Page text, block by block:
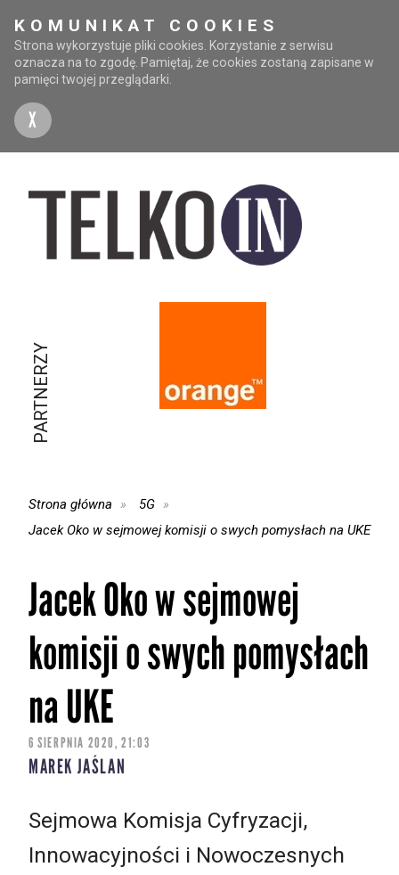
KOMUNIKAT COOKIES
Strona wykorzystuje pliki cookies. Korzystanie z serwisu
oznacza na to zgodę. Pamiętaj, że cookies zostaną zapisane w
pamięci twojej przeglądarki.
X
PARTNERZY
Strona główna
5G
Jacek Oko w sejmowej komisji o swych pomysłach na UKE
Jacek Oko w sejmowej
komisji o swych pomysłach
na UKE
6 SIERPNIA 2020, 21:03
MAREK JAŚLAN
Sejmowa Komisja Cyfryzacji,
Innowacyjności i Nowoczesnych